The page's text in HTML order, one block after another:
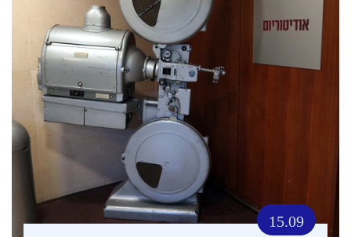
15.09